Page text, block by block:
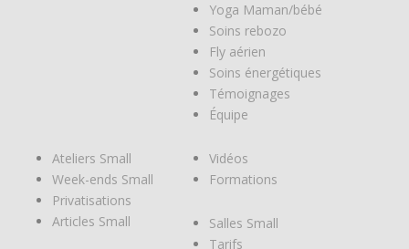
Yoga Maman/bébé
Soins rebozo
Fly aérien
Soins énergétiques
Témoignages
Équipe
Ateliers Small
Week-ends Small
Privatisations
Articles Small
Vidéos
Formations
Salles Small
Tarifs